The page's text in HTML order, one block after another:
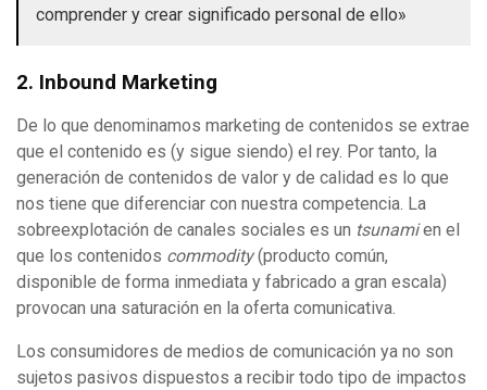
comprender y crear significado personal de ello»
2. Inbound Marketing
De lo que denominamos marketing de contenidos se extrae
que el contenido es (y sigue siendo) el rey. Por tanto, la
generación de contenidos de valor y de calidad es lo que
nos tiene que diferenciar con nuestra competencia. La
sobreexplotación de canales sociales es un tsunamien el
que los contenidos commodity(producto común,
disponible de forma inmediata y fabricado a gran escala)
provocan una saturación en la oferta comunicativa.
Los consumidores de medios de comunicación ya no son
sujetos pasivos dispuestos a recibir todo tipo de impactos